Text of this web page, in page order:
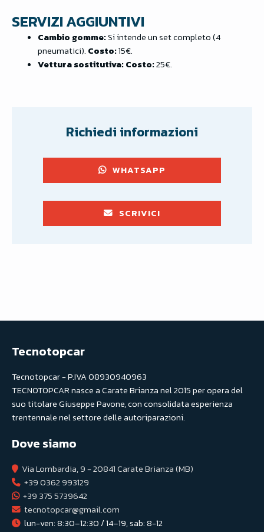
SERVIZI AGGIUNTIVI
Cambio gomme:Si intende un set completo (4
pneumatici). Costo:15€.
Vettura sostitutiva:Costo:25€.
Richiedi informazioni
WHATSAPP
SCRIVICI
Tecnotopcar
Tecnotopcar - P.IVA 08930940963
TECNOTOPCAR nasce a Carate Brianza nel 2015 per opera del
suo titolare Giuseppe Pavone, con consolidata esperienza
trentennale nel settore delle autoriparazioni.
Dove siamo
Via Lombardia, 9 - 20841 Carate Brianza (MB)
+39 0362 993129
+39 375 5739642
tecnotopcar@gmail.com
lun-ven: 8:30–12:30 / 14–19, sab: 8-12